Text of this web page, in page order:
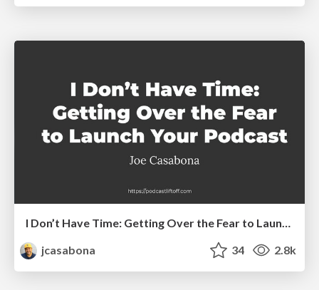
I Don’t Have Time: Getting Over the Fear to Launch Your Podcast
jcasabona
34 2.8k